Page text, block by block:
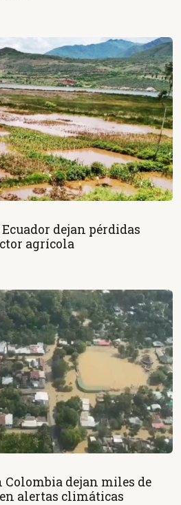
dejan pérdidas
agrícola
dejan miles de
alertas climáticas